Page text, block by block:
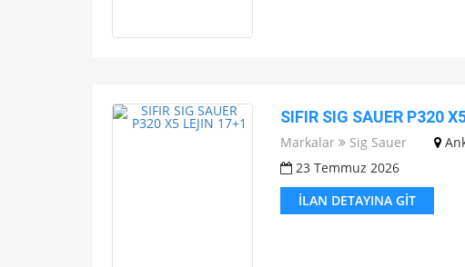
SIFIR SIG SAUER P320
Markalar Sig Sauer
23 Temmuz 2026
İLAN DETAYINA GIT